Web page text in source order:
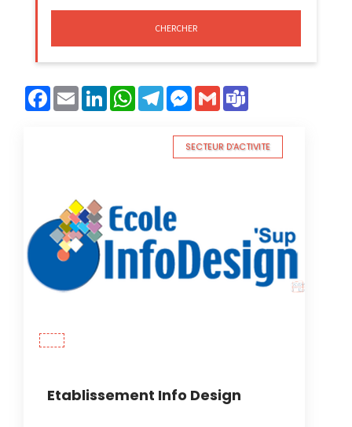
CHERCHER
Facebook
Email LinkedInWhatsAppTelegramMessenger
Gmail
SECTEUR D'ACTIVITE
Etablissement Info Design